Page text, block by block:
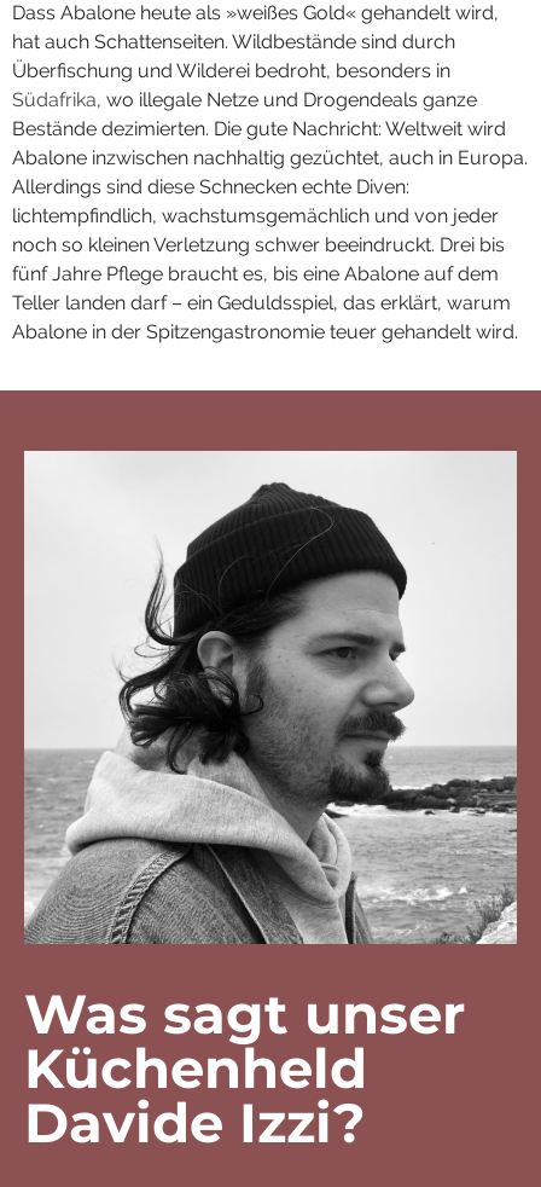
Dass Abalone heute als »weißes Gold« gehandelt wird,
hat auch Schattenseiten. Wildbestände sind durch
Überfischung und Wilderei bedroht, besonders in
Südafrika, wo illegale Netze und Drogendeals ganze
Bestände dezimierten. Die gute Nachricht: Weltweit wird
Abalone inzwischen nachhaltig gezüchtet, auch in Europa.
Allerdings sind diese Schnecken echte Diven:
lichtempfindlich, wachstumsgemächlich und von jeder
noch so kleinen Verletzung schwer beeindruckt. Drei bis
fünf Jahre Pflege braucht es, bis eine Abalone auf dem
Teller landen darf – ein Geduldsspiel, das erklärt, warum
Abalone in der Spitzengastronomie teuer gehandelt wird.
Was sagt unser
Küchenheld
Davide Izzi?